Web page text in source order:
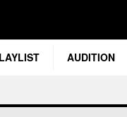
AUDITION